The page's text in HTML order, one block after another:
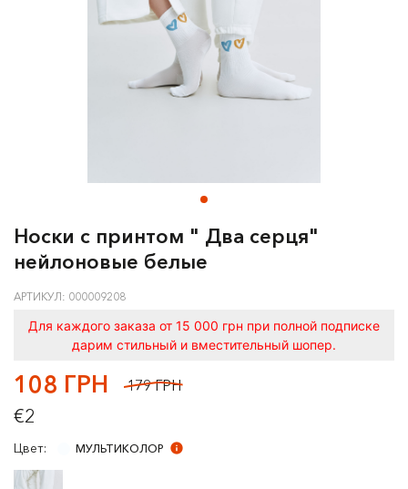
Носки с принтом " Два серця"
нейлоновые белые
АРТИКУЛ: 000009208
Для каждого заказа от 15 000 грн при полной подписке
дарим стильный и вместительный шопер.
108 ГРН 179 ГРН
€2
Цвет: МУЛЬТИКОЛОР